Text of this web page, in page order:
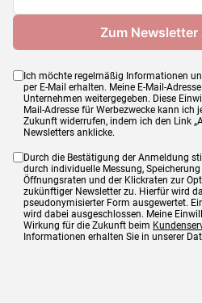
Ich möchte regelmäßig Informationen
per E-Mail erhalten. Meine E-Mail-
Unternehmen weitergegeben. Diese
Mail-Adresse für Werbezwecke kann ich
Zukunft widerrufen, indem ich den Link
Newsletters anklicke.
Durch die Bestätigung der Anmeldung
durch individuelle Messung,
Öffnungsraten und der Klickraten zur
zukünftiger Newsletter zu. Hierfür wird
pseudonymisierter Form ausgewertet.
wird dabei ausgeschlossen. Meine
Wirkung für die Zukunft beim
Informationen erhalten Sie in unserer